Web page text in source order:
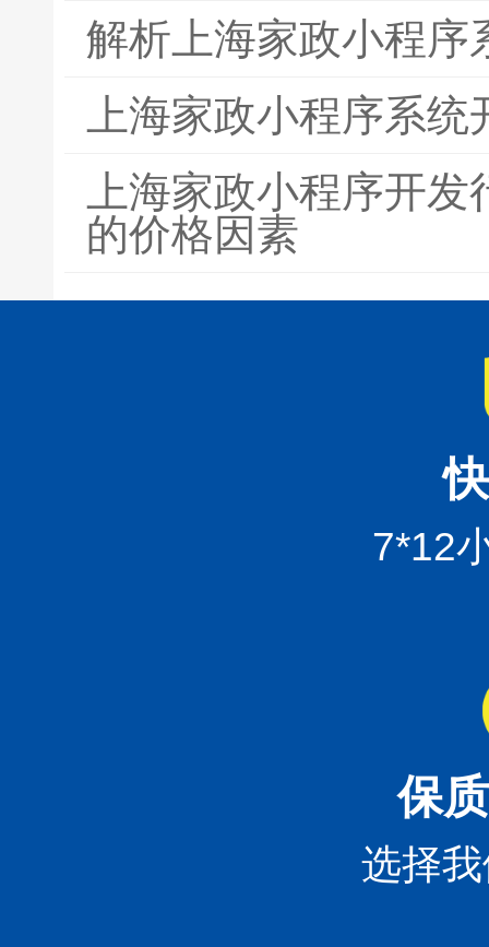
解析上海家政小程序
上海家政小程序系
上海家政小程序开
的价格因素
7*12
保
选择